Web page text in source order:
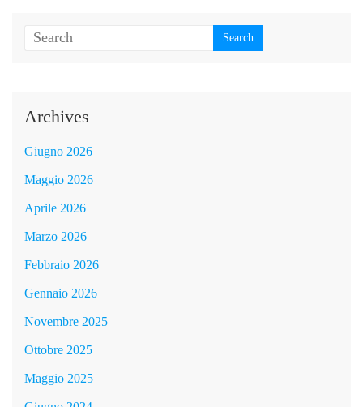
Archives
Giugno 2026
Maggio 2026
Aprile 2026
Marzo 2026
Febbraio 2026
Gennaio 2026
Novembre 2025
Ottobre 2025
Maggio 2025